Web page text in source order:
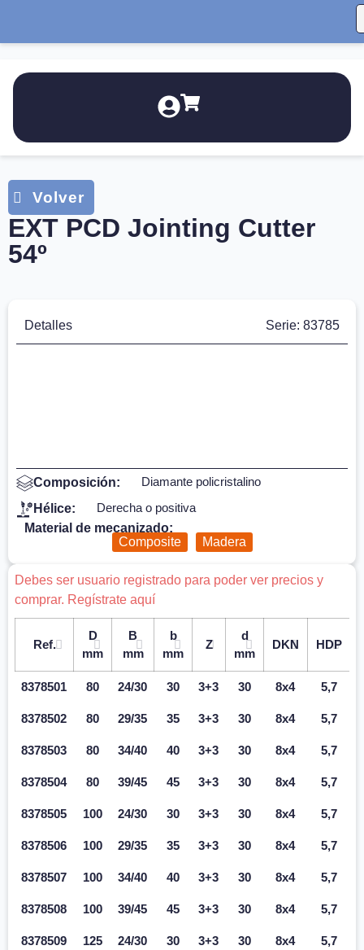
EXT PCD Jointing Cutter
54º
Detalles Serie: 83785
Composición:
Diamante policristalino
Hélice:
Derecha o positiva
Material de mecanizado:
Composite
Madera
Debes ser usuario registrado para poder ver precios y
comprar. Regístrate aquí
Ref.
D
mm
B
mm
b
mm
Z
d
mm
DKN HDP
8378501 80 24/30 30 3+3 30 8x4 5,7
8378502 80 29/35 35 3+3 30 8x4 5,7
8378503 80 34/40 40 3+3 30 8x4 5,7
8378504 80 39/45 45 3+3 30 8x4 5,7
8378505 100 24/30 30 3+3 30 8x4 5,7
8378506 100 29/35 35 3+3 30 8x4 5,7
8378507 100 34/40 40 3+3 30 8x4 5,7
8378508 100 39/45 45 3+3 30 8x4 5,7
8378509 125 24/30 30 3+3 30 8x4 5,7